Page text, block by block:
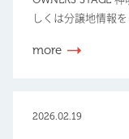
しくは分譲地情報
more
2026.02.19